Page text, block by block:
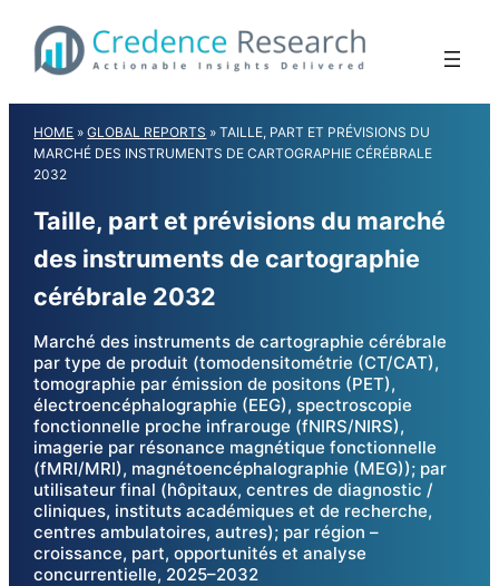
content
HOME »GLOBAL REPORTS »TAILLE, PART ET PRÉVISIONS DU
MARCHÉ DES INSTRUMENTS DE CARTOGRAPHIE CÉRÉBRALE
2032
Taille, part et prévisions du marché
des instruments de cartographie
cérébrale 2032
Marché des instruments de cartographie cérébrale
par type de produit (tomodensitométrie (CT/CAT),
tomographie par émission de positons (PET),
électroencéphalographie (EEG), spectroscopie
fonctionnelle proche infrarouge (fNIRS/NIRS),
imagerie par résonance magnétique fonctionnelle
(fMRI/MRI), magnétoencéphalographie (MEG)); par
utilisateur final (hôpitaux, centres de diagnostic /
cliniques, instituts académiques et de recherche,
centres ambulatoires, autres); par région –
croissance, part, opportunités et analyse
concurrentielle, 2025–2032